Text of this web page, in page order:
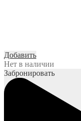
Добавить
Нет в наличии
Забронировать